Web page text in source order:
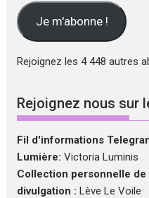
mail Je m'abonne !
Rejoignez les 4 448 autres
Rejoignez nous sur
Fil d'informations
Lumière: Victoria Luminis
Collection personnelle
divulgation : Lève Le Voile